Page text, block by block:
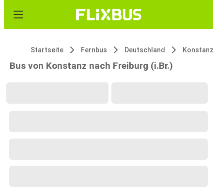
Startseite Fernbus Deutschland Konstanz
Bus von Konstanz nach Freiburg (i.Br.)